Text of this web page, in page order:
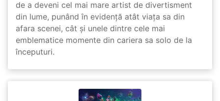
de a deveni cel mai mare artist de divertisment
din lume, punând în evidență atât viața sa din
afara scenei, cât și unele dintre cele mai
emblematice momente din cariera sa solo de la
începuturi.